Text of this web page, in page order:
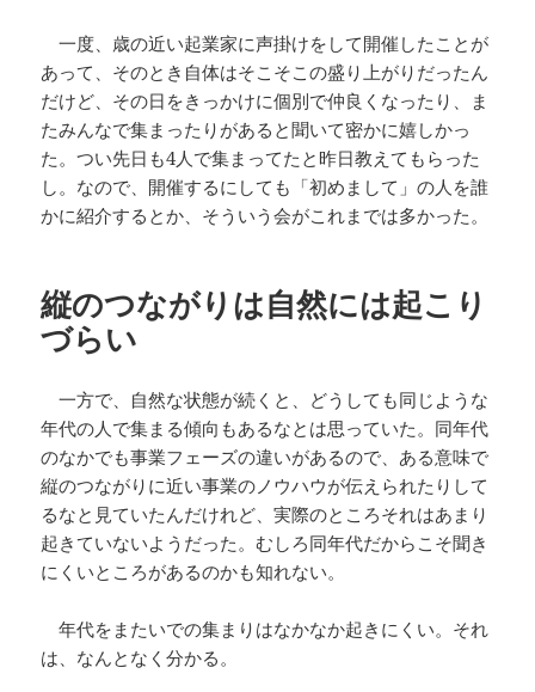
一度、歳の近い起業家に声掛けをして開催したことが
あって、そのとき自体はそこそこの盛り上がりだったん
だけど、その日をきっかけに個別で仲良くなったり、ま
たみんなで集まったりがあると聞いて密かに嬉しかっ
た。つい先日も4人で集まってたと昨日教えてもらった
し。なので、開催するにしても「初めまして」の人を誰
かに紹介するとか、そういう会がこれまでは多かった。
縦のつながりは自然には起こり
づらい
一方で、自然な状態が続くと、どうしても同じような
年代の人で集まる傾向もあるなとは思っていた。同年代
のなかでも事業フェーズの違いがあるので、ある意味で
縦のつながりに近い事業のノウハウが伝えられたりして
るなと見ていたんだけれど、実際のところそれはあまり
起きていないようだった。むしろ同年代だからこそ聞き
にくいところがあるのかも知れない。
年代をまたいでの集まりはなかなか起きにくい。それ
は、なんとなく分かる。